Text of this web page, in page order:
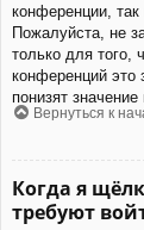
конференции, так
Пожалуйста, не
только для того,
конференций это
понизят
Вернуться к
Когда я
требуют